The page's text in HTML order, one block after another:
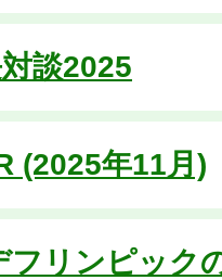
談2025
(2025年11月)
フリンピック